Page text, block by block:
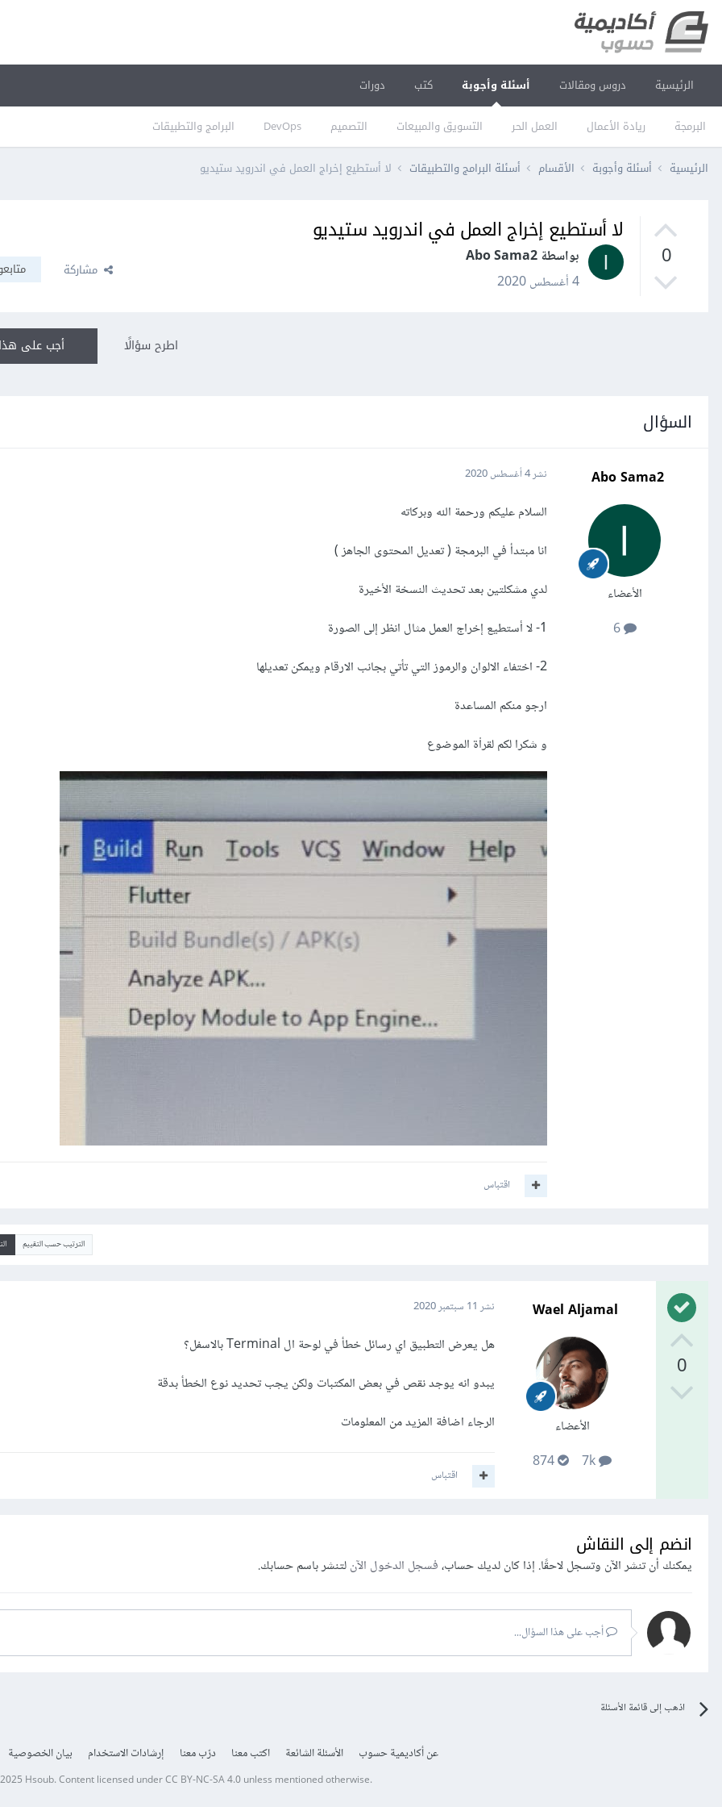
الرئيسية دروس ومقالات أسئلة وأجوبة
البرمجة ريادة الأعمال العمل الحر التسويق والمبيعات التصميم DevOps البرامج والتطبيقات
كتب دورات
الرئيسية أسئلة وأجوبة الأقسام أسئلة البرامج والتطبيقات لا أستطيع إخراج العمل في اندرويد ستيديو
0
لا أستطيع إخراج العمل في اندرويد ستيديو
بواسطة Abo Sama2
4 أغسطس 2020
مشاركة
أجب على اطرح سؤالًا
السؤال
Abo Sama2
الأعضاء
6
نشر4 أغسطس 2020
السلام عليكم ورحمة الله وبركاته
انا مبتدأ في البرمجة ( تعديل المحتوى الجاهز )
لدي مشكلتين بعد تحديث النسخة الأخيرة
1- لا أستطيع إخراج العمل مثال انظر إلى الصورة
2- اختفاء الالوان والرموز التي تأتي بجانب الارقام ويمكن تعديلها
ارجو منكم المساعدة
و شكرا لكم لقراْة الموضوع
اقتباس
الترتيب حسب التقييم
0
Wael Aljamal
الأعضاء
نشر 11 سبتمبر 2020
هل يعرض التطبيق اي رسائل خطأ في لوحة ال Terminal بالاسفل؟
يبدو انه يوجد نقص في بعض المكتبات ولكن يجب تحديد نوع الخطأ بدقة
الرجاء اضافة المزيد من المعلومات
اقتباس
انضم إلى النقاش
يمكنك أن تنشر الآن وتسجل لاحقًا. إذا كان لديك حساب،فسجل الدخول الآنلتنشر باسم حسابك.
أجب على هذا السؤال...
اذهب إلى قائمة الأسئلة
عن أكاديمية حسوب الأسئلة الشائعة اكتب معنا درّب معنا إرشادات الاستخدام بيان الخصوصية
Hsoub.Content licensed underCC BY-NC-SA 4.0unless mentioned otherwise.